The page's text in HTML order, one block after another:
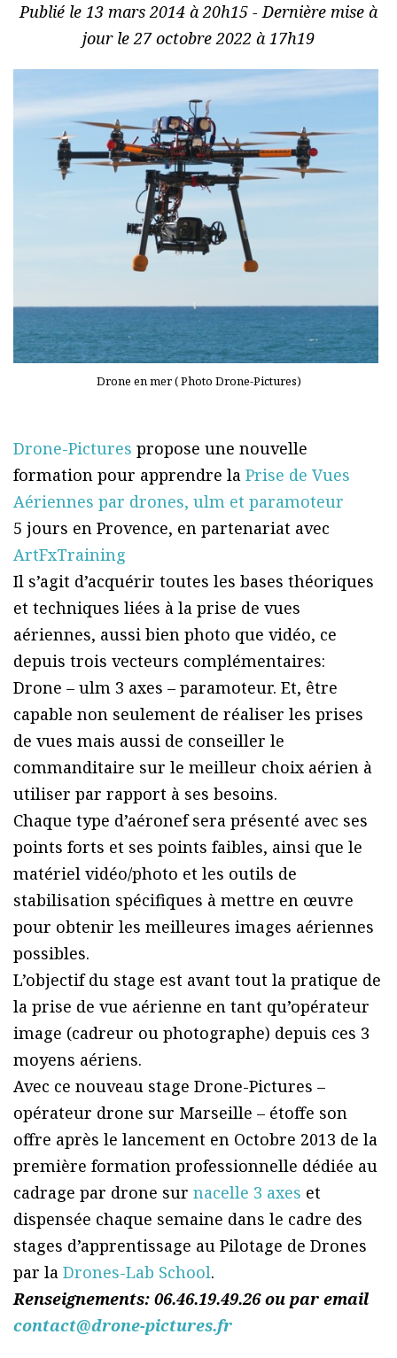
Publié le 13 mars 2014 à 20h15 - Dernière mise à
jour le 27 octobre 2022 à 17h19
Drone en mer ( Photo Drone-Pictures)
Drone-Pictures propose une nouvelle
formation pour apprendre la Prise de Vues
Aériennes par drones, ulm et paramoteur
5 jours en Provence, en partenariat avec
ArtFxTraining
Il s’agit d’acquérir toutes les bases théoriques
et techniques liées à la prise de vues
aériennes, aussi bien photo que vidéo, ce
depuis trois vecteurs complémentaires:
Drone – ulm 3 axes – paramoteur. Et, être
capable non seulement de réaliser les prises
de vues mais aussi de conseiller le
commanditaire sur le meilleur choix aérien à
utiliser par rapport à ses besoins.
Chaque type d’aéronef sera présenté avec ses
points forts et ses points faibles, ainsi que le
matériel vidéo/photo et les outils de
stabilisation spécifiques à mettre en œuvre
pour obtenir les meilleures images aériennes
possibles.
L’objectif du stage est avant tout la pratique de
la prise de vue aérienne en tant qu’opérateur
image (cadreur ou photographe) depuis ces 3
moyens aériens.
Avec ce nouveau stage Drone-Pictures –
opérateur drone sur Marseille – étoffe son
offre après le lancement en Octobre 2013 de la
première formation professionnelle dédiée au
cadrage par drone sur nacelle 3 axes et
dispensée chaque semaine dans le cadre des
stages d’apprentissage au Pilotage de Drones
par la Drones-Lab School.
Renseignements: 06.46.19.49.26 ou par email
contact@drone-pictures.fr